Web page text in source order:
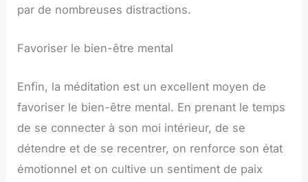
par de nombreuses distractions.
Favoriser le bien-être mental
Enfin, la méditation est un excellent moyen de
favoriser le bien-être mental. En prenant le temps
de se connecter à son moi intérieur, de se
détendre et de se recentrer, on renforce son état
émotionnel et on cultive un sentiment de paix